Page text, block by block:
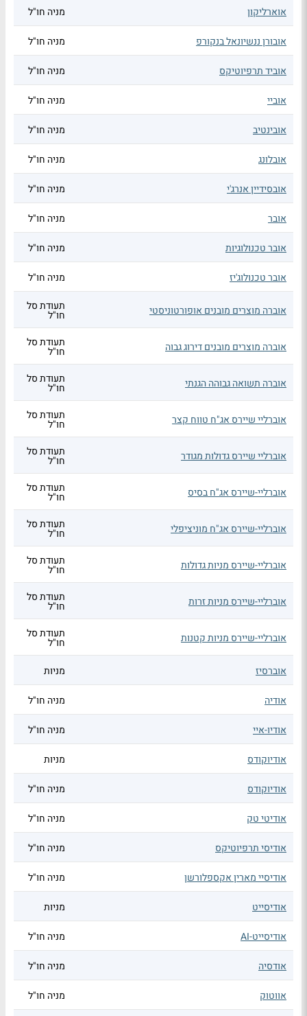
אוארליקון מניה חו"ל
אובורן ננשיונאל בנקורפ מניה חו"ל
אוביד תרפיוטיקס מניה חו"ל
אוביי מניה חו"ל
אובינטיב מניה חו"ל
אובלונג מניה חו"ל
אובסידיין אנרג'י מניה חו"ל
אובר מניה חו"ל
אובר טכנולוגיות מניה חו"ל
אובר טכנולוג'יז מניה חו"ל
אוברה מוצרים מובנים אופורטוניסטי תעודת סל
חו"ל
אוברה מוצרים מובנים דירוג גבוה תעודת סל
חו"ל
אוברה תשואה גבוהה הגנתי תעודת סל
חו"ל
אוברליי שיירס אג"ח טווח קצר תעודת סל
חו"ל
אוברליי שיירס גדולות מגודר תעודת סל
חו"ל
אוברליי-שיירס אג"ח בסיס תעודת סל
חו"ל
אוברליי-שיירס אג"ח מוניציפלי תעודת סל
חו"ל
אוברליי-שיירס מניות גדולות תעודת סל
חו"ל
אוברליי-שיירס מניות זרות תעודת סל
חו"ל
אוברליי-שיירס מניות קטנות תעודת סל
חו"ל
אוברסיז
מניות
אודיה מניה חו"ל
אודיו-איי מניה חו"ל
אודיוקודס מניות
אודיוקודס מניה חו"ל
אודיטי טק מניה חו"ל
אודיסי תרפיוטיקס מניה חו"ל
אודיסיי מארין אקספלורשן מניה חו"ל
אודיסייט מניות
אודיסייט-AI מניה חו"ל
אודסיה מניה חו"ל
אווטוק מניה חו"ל